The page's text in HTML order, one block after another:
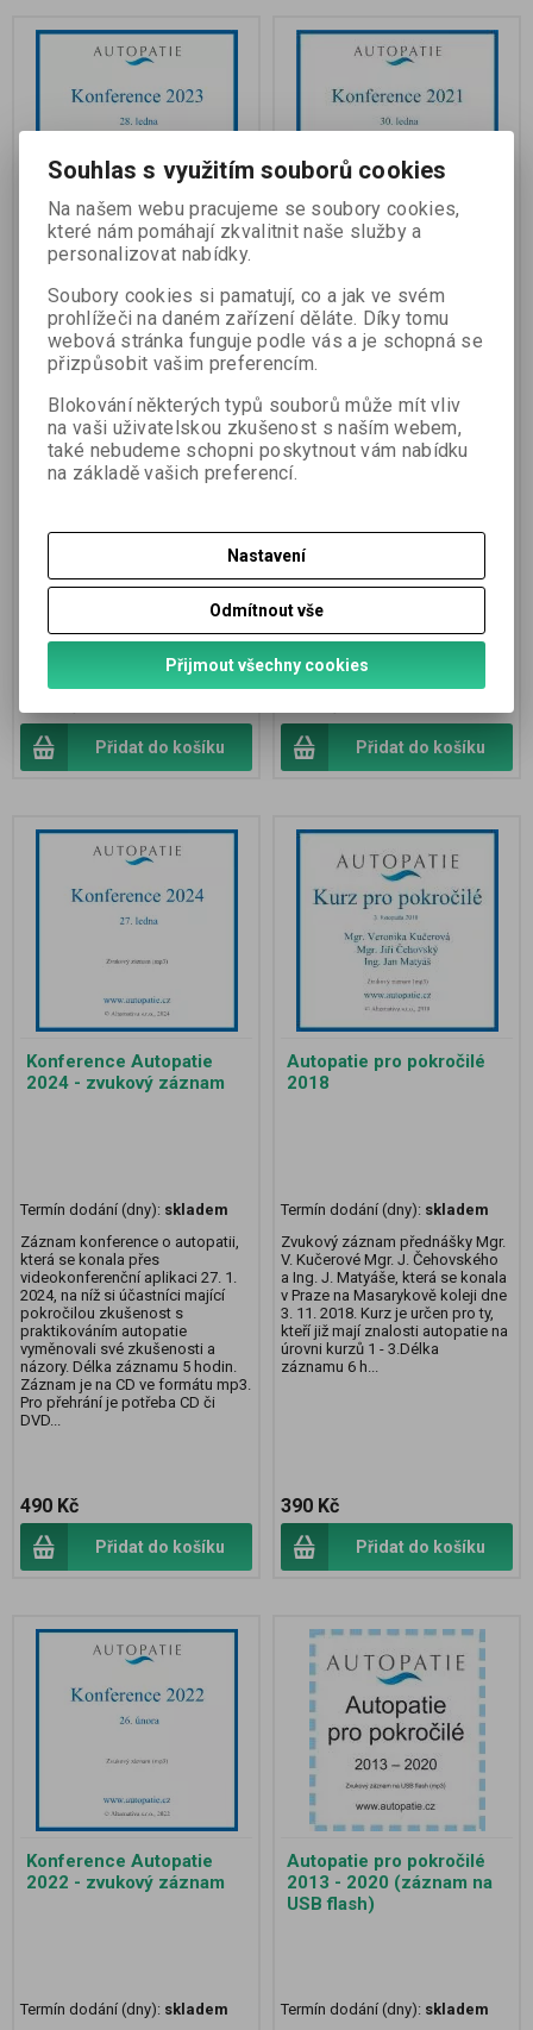
Konference Autopatie
2023 - zvukový záznam
Termín dodání (dny):skladem
Záznam konference o autopatii,
která se konala přes
videokonferenční aplikaci 28. 1.
praktikováním autopatie
názory. Délka záznamu 5 h 21 m.
Záznam je na CD ve formátu mp3.
490 Kč
Přidat do košíku
2021 - zvukový záznam
Termín dodání (dny): skladem
Záznam konference o autopatii,
která se konala distančně přes
internet 30. 1. 2021, na níž
autopatie vyměnovali své
zkušenosti a názory. Délka
záznamu 6 h. Záznam je na CD ve
formátu mp3. Pro přehrání je
potřeba mp3 přehrávač, CD či
DVD...
Přidat do košíku
Konference Autopatie
2024 - zvukový záznam
Termín dodání (dny): skladem
Záznam konference o autopatii,
která se konala přes
videokonferenční aplikaci 27. 1.
2024, na níž si účastníci mající
pokročilou zkušenost s
praktikováním autopatie
vyměnovali své zkušenosti a
názory. Délka záznamu 5 hodin.
Záznam je na CD ve formátu mp3.
Pro přehrání je potřeba CD či
DVD...
490 Kč
Přidat do košíku
Autopatie pro pokročilé
2018
Termín dodání (dny): skladem
Zvukový záznam přednášky Mgr.
V. Kučerové Mgr. J. Čehovského
a Ing. J. Matyáše, která se konala
v Praze na Masarykově koleji dne
3. 11. 2018. Kurz je určen pro ty,
kteří již mají znalosti autopatie na
úrovni kurzů 1 - 3.Délka
záznamu 6 h...
390 Kč
Přidat do košíku
Konference Autopatie
2022 - zvukový záznam
Termín dodání (dny): skladem
Autopatie pro pokročilé
2013 - 2020 (záznam na
USB flash)
Termín dodání (dny): skladem
Souhlas s využitím souborů cookies
Na našem webu pracujeme se soubory cookies,
které nám pomáhají zkvalitnit naše služby a
personalizovat nabídky.
Soubory cookies si pamatují, co a jak ve svém
prohlížeči na daném zařízení děláte. Díky tomu
webová stránka funguje podle vás a je schopná se
přizpůsobit vašim preferencím.
Blokování některých typů souborů může mít vliv
na vaši uživatelskou zkušenost s naším webem,
také nebudeme schopni poskytnout vám nabídku
na základě vašich preferencí.
Nastavení
Odmítnout vše
Přijmout všechny cookies